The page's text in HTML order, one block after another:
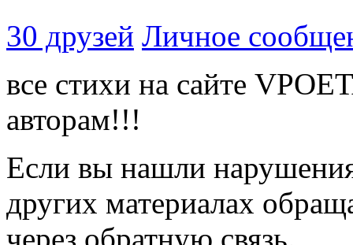
30 друзей Личное
все стихи на сайте
авторам!!!
Если вы нашли
других материалах
через обратную связь.